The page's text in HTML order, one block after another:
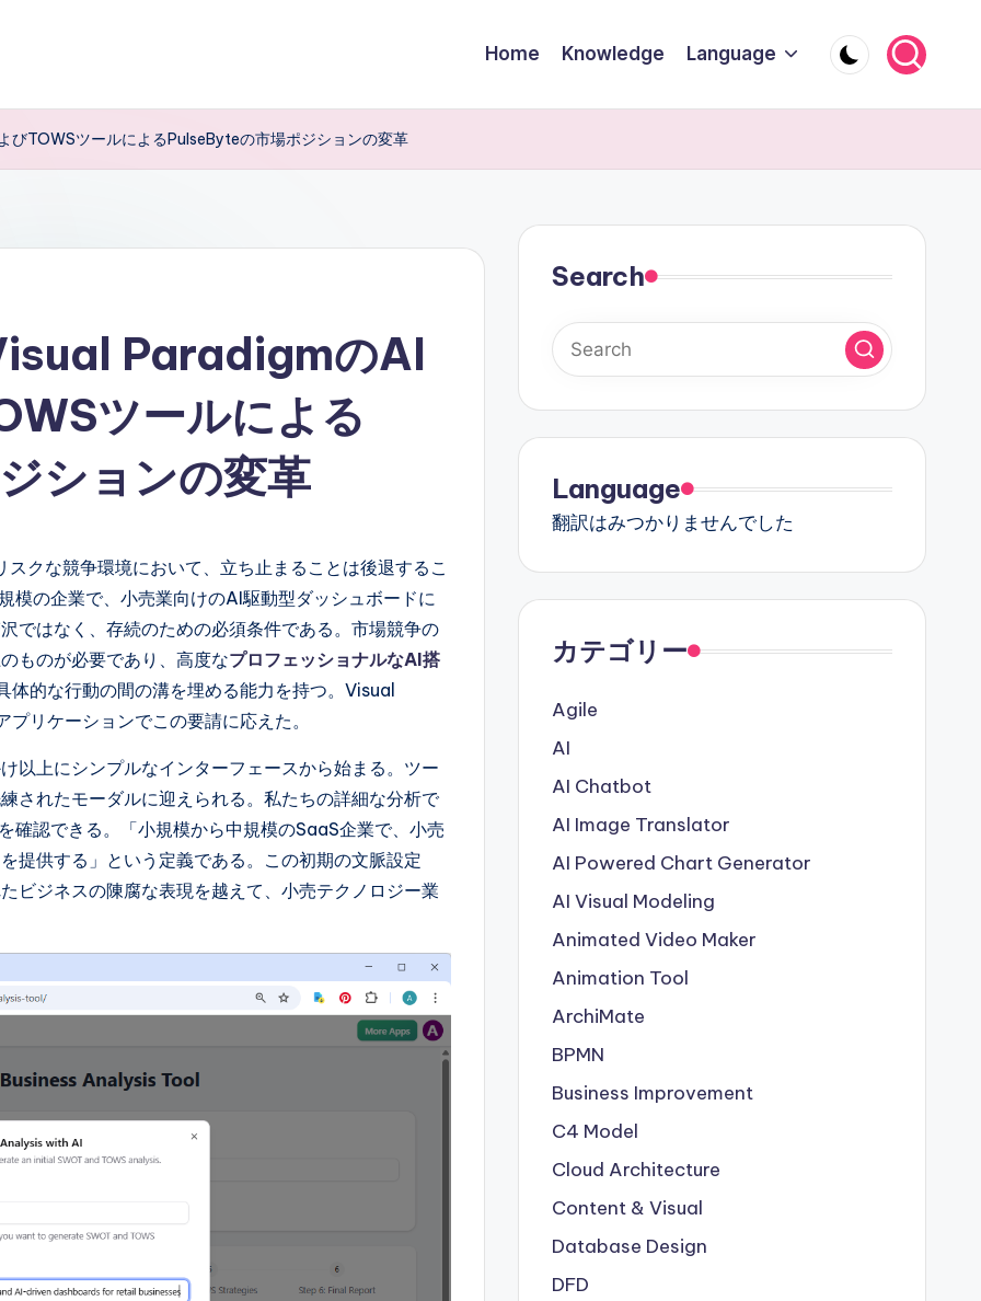
Home Knowledge Language
TOWSツールによるPulseByteの市場ポジションの変革
ParadigmのAI
ツールによる
ションの変革
クな競争環境において、立ち止まることは後退するこ
模の企業で、小売業向けのAI駆動型ダッシュボードに
ではなく、存続のための必須条件である。市場競争の
ものが必要であり、高度なプロフェッショナルなAI搭
体的な行動の間の溝を埋める能力を持つ。Visual
リケーションでこの要請に応えた。
以上にシンプルなインターフェースから始まる。ツー
されたモーダルに迎えられる。私たちの詳細な分析で
認できる。「小規模から中規模のSaaS企業で、小売
提供する」という定義である。この初期の文脈設定
ビジネスの陳腐な表現を越えて、小売テクノロジー業
Search
Language
翻訳はみつかりませんでした
カテゴリー
Agile
AI
AI Chatbot
AI Image Translator
AI Powered Chart Generator
AI Visual Modeling
Animated Video Maker
Animation Tool
ArchiMate
BPMN
Business Improvement
C4 Model
Cloud Architecture
Content & Visual
Database Design
DFD